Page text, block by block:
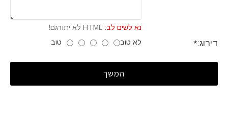
נא לשים לב:
דירוג: לא טוב טוב
המשך